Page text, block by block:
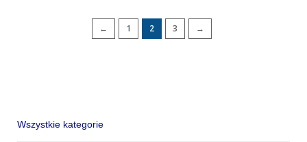
← 1 2 3 →
Wszystkie kategorie